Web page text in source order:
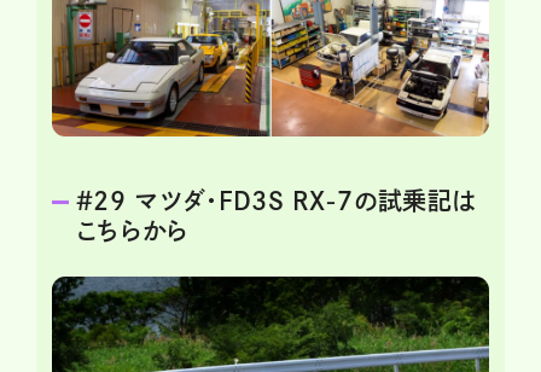
＃29 マツダ・FD3S RX-7の試乗記は
こちらから